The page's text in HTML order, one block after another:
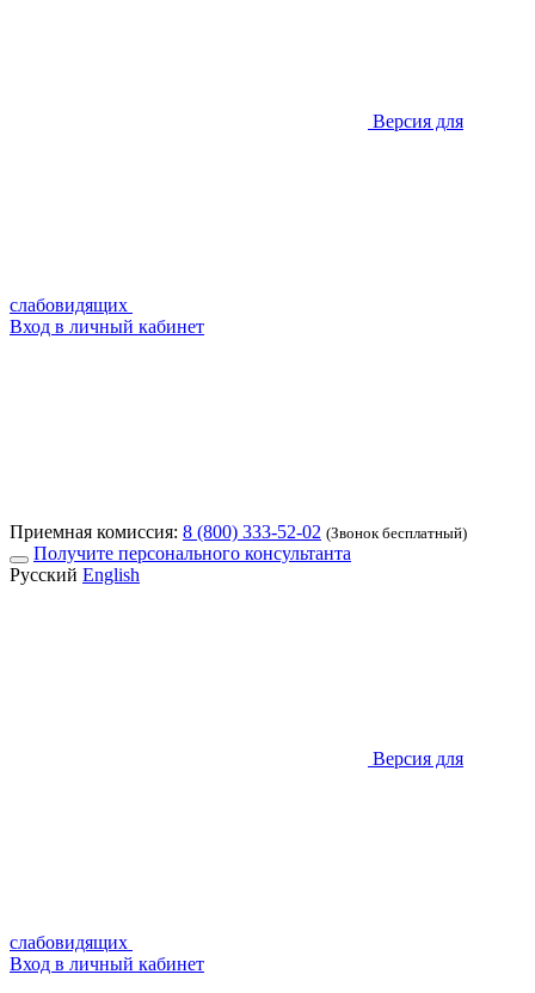
Версия для
слабовидящих
Вход в личный кабинет
Приемная комиссия: 8 (800) 333-52-02 (Звонок бесплатный)
Получите персонального консультанта
Русский English
Версия для
слабовидящих
Вход в личный кабинет